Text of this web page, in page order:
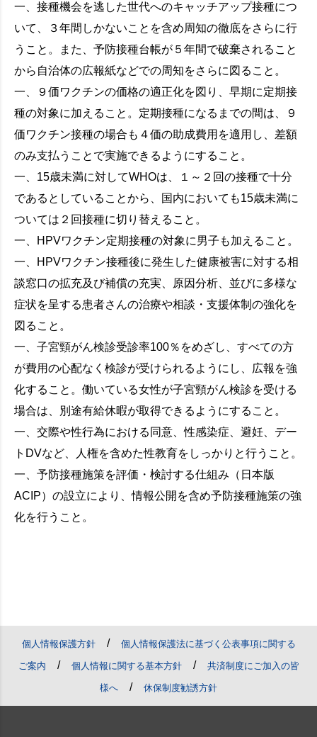
一、接種機会を逃した世代へのキャッチアップ接種につ
いて、３年間しかないことを含め周知の徹底をさらに行
うこと。また、予防接種台帳が５年間で破棄されること
から自治体の広報紙などでの周知をさらに図ること。
一、９価ワクチンの価格の適正化を図り、早期に定期接
種の対象に加えること。定期接種になるまでの間は、９
価ワクチン接種の場合も４価の助成費用を適用し、差額
のみ支払うことで実施できるようにすること。
一、15歳未満に対してWHOは、１～２回の接種で十分
であるとしていることから、国内においても15歳未満に
ついては２回接種に切り替えること。
一、HPVワクチン定期接種の対象に男子も加えること。
一、HPVワクチン接種後に発生した健康被害に対する相
談窓口の拡充及び補償の充実、原因分析、並びに多様な
症状を呈する患者さんの治療や相談・支援体制の強化を
図ること。
一、子宮頸がん検診受診率100％をめざし、すべての方
が費用の心配なく検診が受けられるようにし、広報を強
化すること。働いている女性が子宮頸がん検診を受ける
場合は、別途有給休暇が取得できるようにすること。
一、交際や性行為における同意、性感染症、避妊、デー
トDVなど、人権を含めた性教育をしっかりと行うこと。
一、予防接種施策を評価・検討する仕組み（日本版
ACIP）の設立により、情報公開を含め予防接種施策の強
化を行うこと。
個人情報保護方針/ 個人情報保護法に基づく公表事項に関する
ご案内 / 個人情報に関する基本方針/ 共済制度にご加入の皆
様へ / 休保制度勧誘方針